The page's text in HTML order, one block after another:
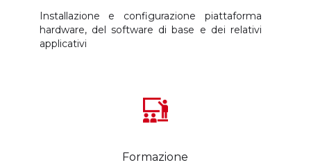
Installazione e configurazione piattaforma
hardware, del software di base e dei relativi
applicativi
Formazione